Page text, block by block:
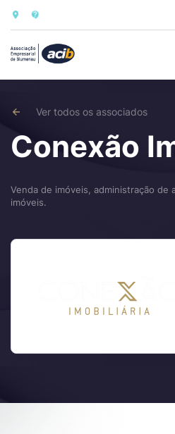
Ver todos os associados
Conexão
Venda de imóveis, administração de
imóveis.